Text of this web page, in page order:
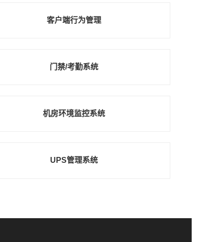
客户端行为管理
门禁/考勤系统
机房环境监控系统
UPS管理系统